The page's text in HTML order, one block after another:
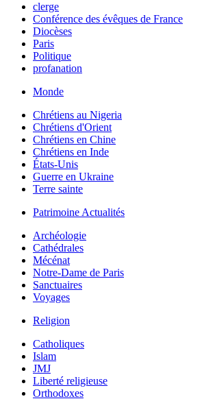
clerge
Conférence des évêques de France
Diocèses
Paris
Politique
profanation
Monde
Chrétiens au Nigeria
Chrétiens d'Orient
Chrétiens en Chine
Chrétiens en Inde
États-Unis
Guerre en Ukraine
Terre sainte
Patrimoine Actualités
Archéologie
Cathédrales
Mécénat
Notre-Dame de Paris
Sanctuaires
Voyages
Religion
Catholiques
Islam
JMJ
Liberté religieuse
Orthodoxes